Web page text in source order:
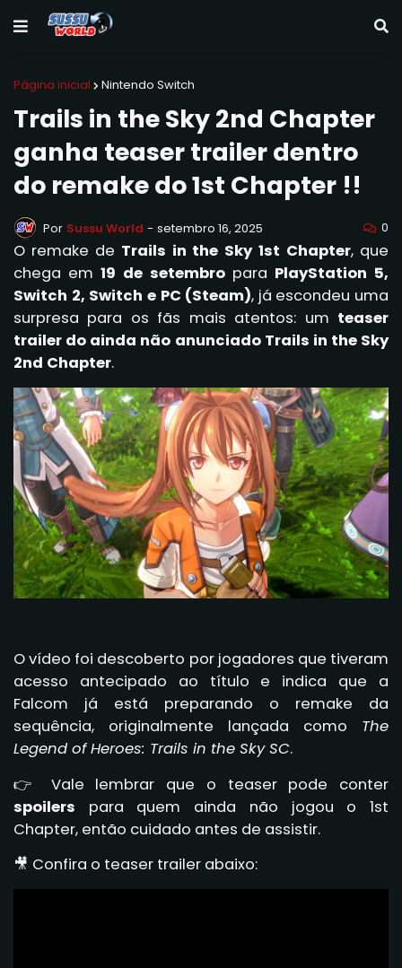
Página inicial Nintendo Switch
Trails in the Sky 2nd Chapter
ganha teaser trailer dentro
do remake do 1st Chapter !!
Por Sussu World - setembro 16, 2025 0
O remake de Trails in the Sky 1st Chapter, que
chega em 19 de setembro para PlayStation 5,
Switch 2, Switch e PC (Steam), já escondeu uma
surpresa para os fãs mais atentos: um teaser
trailer do ainda não anunciado Trails in the Sky
2nd Chapter.
O vídeo foi descoberto por jogadores que tiveram
acesso antecipado ao título e indica que a
Falcom já está preparando o remake da
sequência, originalmente lançada como The
Legend of Heroes: Trails in the Sky SC.
👉 Vale lembrar que o teaser pode conter
spoilers para quem ainda não jogou o 1st
Chapter, então cuidado antes de assistir.
🎥 Confira o teaser trailer abaixo: